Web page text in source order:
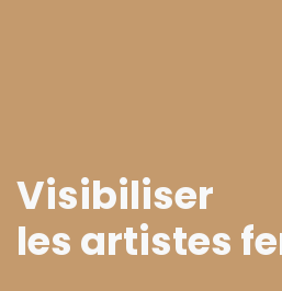
Visibiliser
les artistes